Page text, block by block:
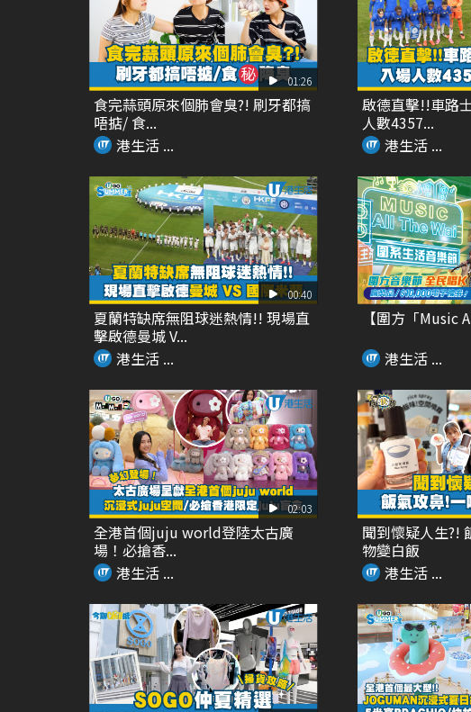
01:26
食完蒜頭原來個肺會臭?! 刷牙都搞
唔掂/ 食...
港生活 ...
啟德直擊!!車路
人數4357...
港生活 ...
00:40
夏蘭特缺席無阻球迷熱情!! 現場直
擊啟德曼城 V...
港生活 ...
【圍方「Music
港生活 ...
02:03
全港首個juju world登陸太古廣
場！必搶香...
港生活 ...
聞到懷疑人生?!
物變白飯
港生活 ...